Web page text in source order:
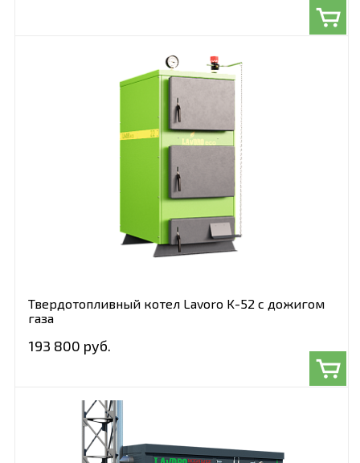
Твердотопливный котел Lavoro K-52 с дожигом
газа
193 800 руб.